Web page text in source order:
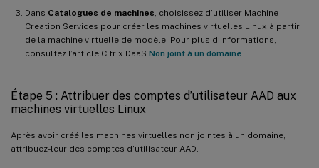
Dans Catalogues de machines, choisissez d’utiliser Machine
Creation Services pour créer les machines virtuelles Linux à partir
de la machine virtuelle de modèle. Pour plus d’informations,
consultez l’article Citrix DaaS Non joint à un domaine.
Étape 5 : Attribuer des comptes d’utilisateur AAD aux
machines virtuelles Linux
Après avoir créé les machines virtuelles non jointes à un domaine,
attribuez-leur des comptes d’utilisateur AAD.